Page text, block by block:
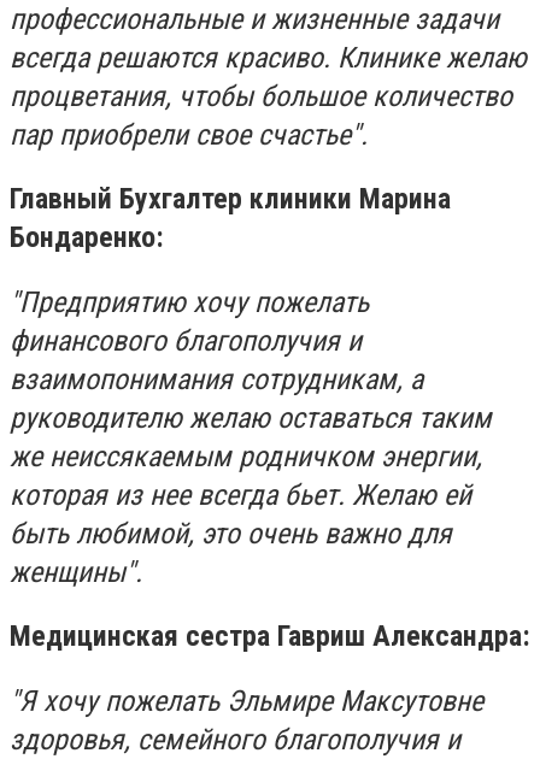
профессиональные и жизненные задачи
всегда решаются красиво. Клинике желаю
процветания, чтобы большое количество
пар приобрели свое счастье".
Главный Бухгалтер клиники Марина
Бондаренко:
"Предприятию хочу пожелать
финансового благополучия и
взаимопонимания сотрудникам, а
руководителю желаю оставаться таким
же неиссякаемым родничком энергии,
которая из нее всегда бьет. Желаю ей
быть любимой, это очень важно для
женщины".
Медицинская сестра Гавриш Александра:
"Я хочу пожелать Эльмире Максутовне
здоровья, семейного благополучия и